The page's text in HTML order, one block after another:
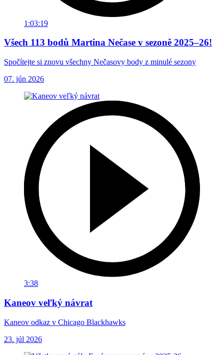
1:03:19
Všech 113 bodů Martina Nečase v sezoně 2025–26!
Spočítejte si znovu všechny Nečasovy body z minulé sezony
07. jún 2026
3:38
Kaneov veľký návrat
Kaneov odkaz v Chicago Blackhawks
23. júl 2026